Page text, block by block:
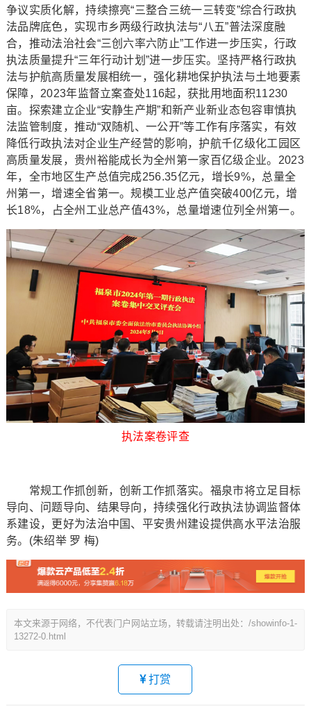
争议实质化解，持续擦亮“三整合三统一三转变”综合行政执
法品牌底色，实现市乡两级行政执法与“八五”普法深度融
合，推动法治社会“三创六率六防止”工作进一步压实，行政
执法质量提升“三年行动计划”进一步压实。坚持严格行政执
法与护航高质量发展相统一，强化耕地保护执法与土地要素
保障，2023年监督立案查处116起，获批用地面积11230
亩。探索建立企业“安静生产期”和新产业新业态包容审慎执
法监管制度，推动“双随机、一公开”等工作有序落实，有效
降低行政执法对企业生产经营的影响，护航千亿级化工园区
高质量发展，贵州裕能成长为全州第一家百亿级企业。2023
年，全市地区生产总值完成256.35亿元，增长9%，总量全
州第一，增速全省第一。规模工业总产值突破400亿元，增
长18%，占全州工业总产值43%，总量增速位列全州第一。
执法案卷评查
常规工作抓创新，创新工作抓落实。福泉市将立足目标
导向、问题导向、结果导向，持续强化行政执法协调监督体
系建设，更好为法治中国、平安贵州建设提供高水平法治服
务。(朱绍举 罗 梅)
本文来源于网络，不代表门户网站立场，转载请注明出处：/showinfo-1-
13272-0.html
打赏